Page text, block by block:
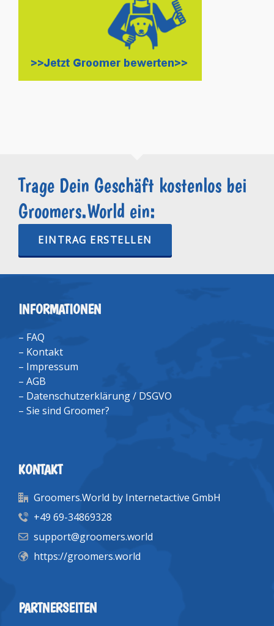
Trage Dein Geschäft kostenlos bei
Groomers.World ein:
EINTRAG ERSTELLEN
INFORMATIONEN
– FAQ
– Kontakt
– Impressum
– AGB
– Datenschutzerklärung / DSGVO
– Sie sind Groomer?
KONTAKT
Groomers.World by Internetactive GmbH
+49 69-34869328
support@groomers.world
https://groomers.world
PARTNERSEITEN